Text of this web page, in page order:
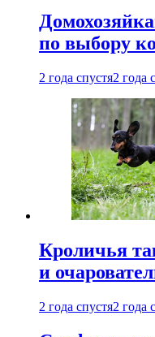
по выбору
2 года спустя2 года
Кроличья
и
2 года спустя2 года